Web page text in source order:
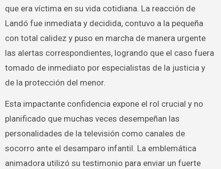
que era víctima en su vida cotidiana. La reacción de
Landó fue inmediata y decidida, contuvo a la pequeña
con total calidez y puso en marcha de manera urgente
las alertas correspondientes, logrando que el caso fuera
tomado de inmediato por especialistas de la justicia y
de la protección del menor.
Esta impactante confidencia expone el rol crucial y no
planificado que muchas veces desempeñan las
personalidades de la televisión como canales de
socorro ante el desamparo infantil. La emblemática
animadora utilizó su testimonio para enviar un fuerte